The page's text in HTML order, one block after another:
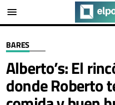
menu
BARES
Alberto’s: El
donde Roberto